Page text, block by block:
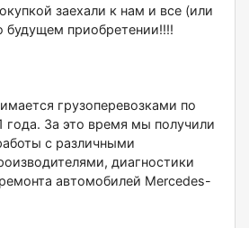
заехали к нам и все (или
будущем приобретении!!!!
грузоперевозками по
года. За это время мы получили
с различными
диагностики
автомобилей Меrсеdеs-